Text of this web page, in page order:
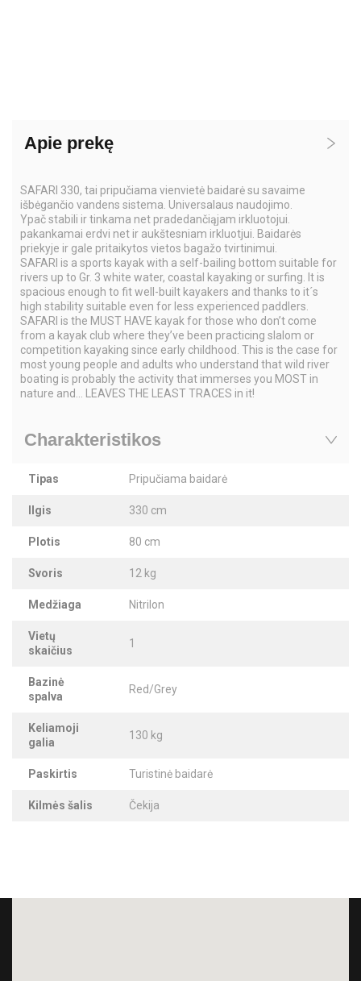
Apie prekę
SAFARI 330, tai pripučiama vienvietė baidarė su savaime
išbėgančio vandens sistema. Universalaus naudojimo.
Ypač stabili ir tinkama net pradedančiąjam irkluotojui.
pakankamai erdvi net ir aukštesniam irkluotjui. Baidarės
priekyje ir gale pritaikytos vietos bagažo tvirtinimui.
SAFARI is a sports kayak with a self-bailing bottom suitable for
rivers up to Gr. 3 white water, coastal kayaking or surfing. It is
spacious enough to fit well-built kayakers and thanks to it´s
high stability suitable even for less experienced paddlers.
SAFARI is the MUST HAVE kayak for those who don’t come
from a kayak club where they’ve been practicing slalom or
competition kayaking since early childhood. This is the case for
most young people and adults who understand that wild river
boating is probably the activity that immerses you MOST in
nature and… LEAVES THE LEAST TRACES in it!
Charakteristikos
Tipas Pripučiama baidarė
Ilgis 330 cm
Plotis 80 cm
Svoris 12 kg
Medžiaga Nitrilon
Vietų
skaičius
1
Bazinė
spalva
Red/Grey
Keliamoji
galia
130 kg
Paskirtis Turistinė baidarė
Kilmės šalis Čekija